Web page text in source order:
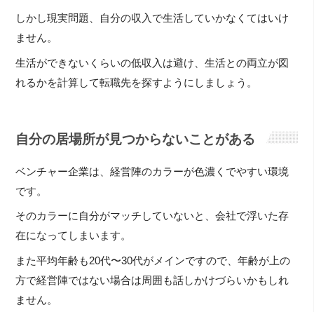
しかし現実問題、自分の収入で生活していかなくてはいけ
ません。
生活ができないくらいの低収入は避け、生活との両立が図
れるかを計算して転職先を探すようにしましょう。
自分の居場所が見つからないことがある
ベンチャー企業は、経営陣のカラーが色濃くでやすい環境
です。
そのカラーに自分がマッチしていないと、会社で浮いた存
在になってしまいます。
また平均年齢も20代〜30代がメインですので、年齢が上の
方で経営陣ではない場合は周囲も話しかけづらいかもしれ
ません。